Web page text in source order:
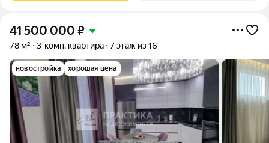
41 500 000 ₽
78 м² 3-комн. квартира 7 этаж из 16
новостройка хорошая цена